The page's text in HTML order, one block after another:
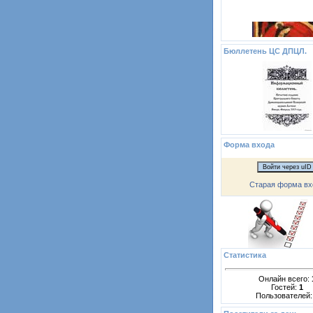
Бюллетень ЦС ДПЦЛ.
Форма входа
Войти через uID
Старая форма
Статистика
Онлайн всего:
Гостей: 1
Пользователей: